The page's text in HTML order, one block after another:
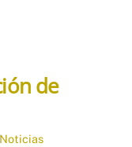
de
Noticias